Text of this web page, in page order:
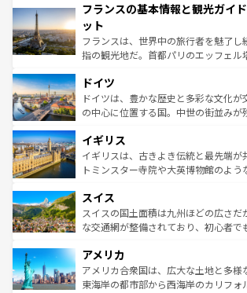
ませてくれるイタリアで、忘れられな
なお、新着のイタリア情報は
しい。
文化が根付くこの国では、情熱的なフ
れる闘牛、そして美味しいタパスが生
る。首都マドリードの洗練された雰囲
アートに溢れた街角から、地方では古
せる。地方によって風土や気候が異な
性で訪れる人を魅了
ンテンツ一覧を参照してほしい。
フランスの基本情報と観光ガイ
ット
フランスは、世界中の旅行者を魅了し
指の観光地だ。首都パリのエッフェル
で、幅広い魅力が詰まっている。華麗
聖堂、美しいビーチ、そして豊かな自
から魅了する。また、フランスは美食
いる。シャンパンの発祥地であるラン
香り高いラベンダー畑など、多彩な楽
らに、パリ以外の地域にも魅力が溢れ
れる地方に足を運ぶとそれぞれで全く
きるだろう。 なお、新着のフランス
を参照してほしい。
ドイツ
ドイツは、豊かな歴史と多彩な文化
の中心に位置する国。中世の街並みが
顔を持つこの国は、どこを歩いても飽
ルリンの文化的活気、バイエルン州の
してライン川沿いのワイン畑といった
は、お酒好きな人にはぜひ体験してほしい。 なお
ドイツ情報はコンテンツ一覧を参照し
イギリス
イギリスは、古きよき伝統と最先端が
トミンスター寺院や大英博物館のよう
リアごとに異なる魅力がある。また、
ティー、ビール好きにはたまらない英
戦など、本場だからこそできる体験も
ンツ一覧を参照してほしい。
スイス
スイスの国土面積は九州ほどの広さだ
な交通網が整備されており、初心者で
の建物がそのまま残る町や、スイスな
博物館もあり、アルプス観光だけでな
ことができる。国民の所得が高いため
アメリカ
アメリカ合衆国は、広大な土地と多様
東海岸の都市部から西海岸のカリフォ